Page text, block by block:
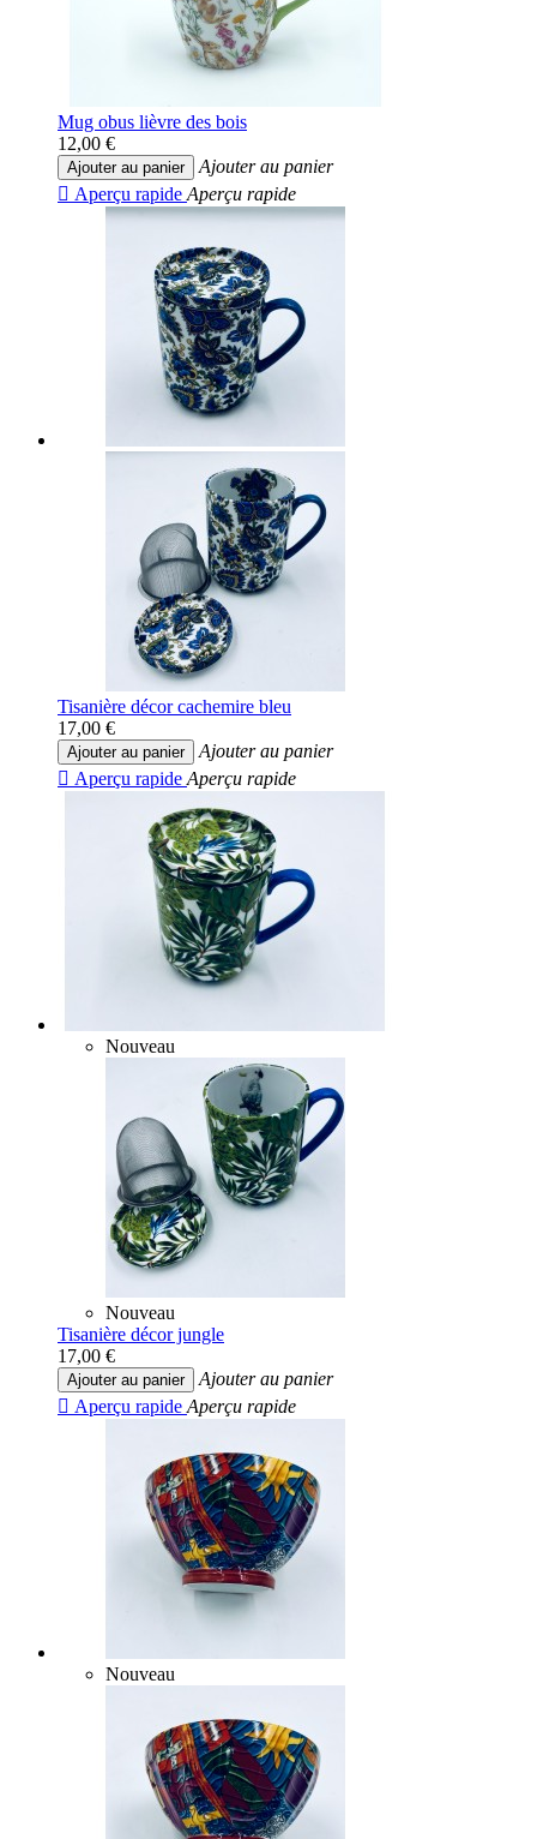
Mug obus lièvre des bois
12,00 €
Ajouter au panier
Ajouter au panier
 Aperçu rapide Aperçu rapide
Tisanière décor cachemire bleu
17,00 €
Ajouter au panier
Ajouter au panier
 Aperçu rapide Aperçu rapide
Nouveau
Nouveau
Tisanière décor jungle
17,00 €
Ajouter au panier
Ajouter au panier
 Aperçu rapide Aperçu rapide
Nouveau